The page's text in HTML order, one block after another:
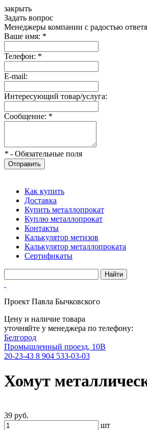
закрыть
Задать вопрос
Менеджеры компании с радостью
Ваше имя: *
Телефон: *
E-mail:
Интересующий товар/услуга:
Сообщение: *
* - Обязательные поля
Отправить
Как купить
Доставка
Купить металлопрокат
Куплю металлопрокат
Контакты
Калькулятор метизов
Калькулятор металлопроката
Сертификаты
Проект Павла Бычковского
Цену и наличие товара
уточняйте у менеджера по телефону:
Белгород
Промышленный проезд, 10В
20-23-43 8 904 533-03-03
Хомут
39 руб.
шт